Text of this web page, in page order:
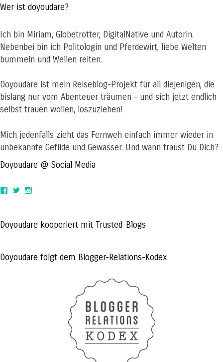
Wer ist doyoudare?
Ich bin Miriam, Globetrotter, DigitalNative und Autorin.
Nebenbei bin ich Politologin und Pferdewirt, liebe Welten
bummeln und Wellen reiten.
Doyoudare ist mein Reiseblog-Projekt für all diejenigen, die
bislang nur vom Abenteuer träumen – und sich jetzt endlich
selbst trauen wollen, loszuziehen!
Mich jedenfalls zieht das Fernweh einfach immer wieder in
unbekannte Gefilde und Gewässer. Und wann traust Du Dich?
Doyoudare @ Social Media
View
Facebook
View
TwitterInstagram
Doyoudare kooperiert mit Trusted-Blogs
Doyoudare folgt dem Blogger-Relations-Kodex